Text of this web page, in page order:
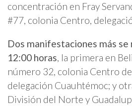
concentración en Fray
#77, colonia Centro,
Dos manifestaciones más se
12:00 horas, la primera en
número 32, colonia Centro
delegación Cuauhtémoc; y
División del Norte y